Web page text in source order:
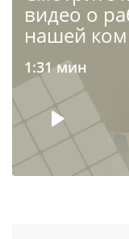
видео о
нашей
1:31 мин